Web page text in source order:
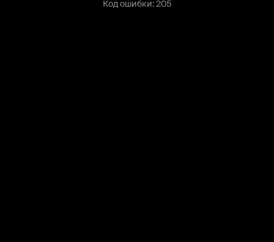
Код ошибки: 205